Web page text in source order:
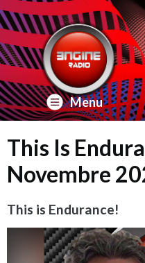
Menu
This Is
Novembre
This is Endurance!